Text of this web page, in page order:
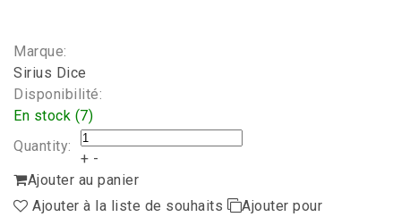
Marque:
Sirius Dice
Disponibilité:
En stock (7)
Quantity:
+ -
Ajouter au panier
Ajouter à la liste de souhaits
Ajouter pour